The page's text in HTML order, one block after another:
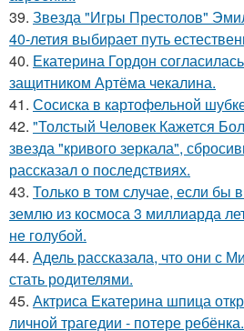
39. Звезда "Игры Престолов"
40-летия выбирает путь
40. Екатерина Гордон
защитником Артёма чекалина.
41. Сосиска в картофельной
42. "Толстый Человек Кажется
звезда "кривого зеркала",
рассказал о последствиях.
43. Только в том случае, если бы
землю из космоса 3 миллиарда
не голубой.
44. Адель рассказала, что они с
стать родителями.
45. Актриса Екатерина шпица
личной трагедии - потере ребёнка.